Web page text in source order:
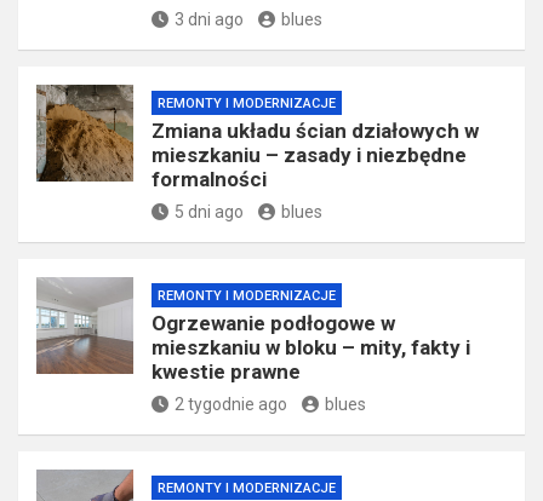
3 dni ago blues
REMONTY I MODERNIZACJE
Zmiana układu ścian działowych w
mieszkaniu – zasady i niezbędne
formalności
5 dni ago blues
REMONTY I MODERNIZACJE
Ogrzewanie podłogowe w
mieszkaniu w bloku – mity, fakty i
kwestie prawne
2 tygodnie ago blues
REMONTY I MODERNIZACJE